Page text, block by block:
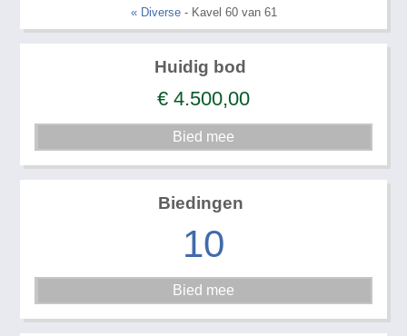
« Diverse- Kavel 60 van 61
Huidig bod
€ 4.500,00
Biedingen
10